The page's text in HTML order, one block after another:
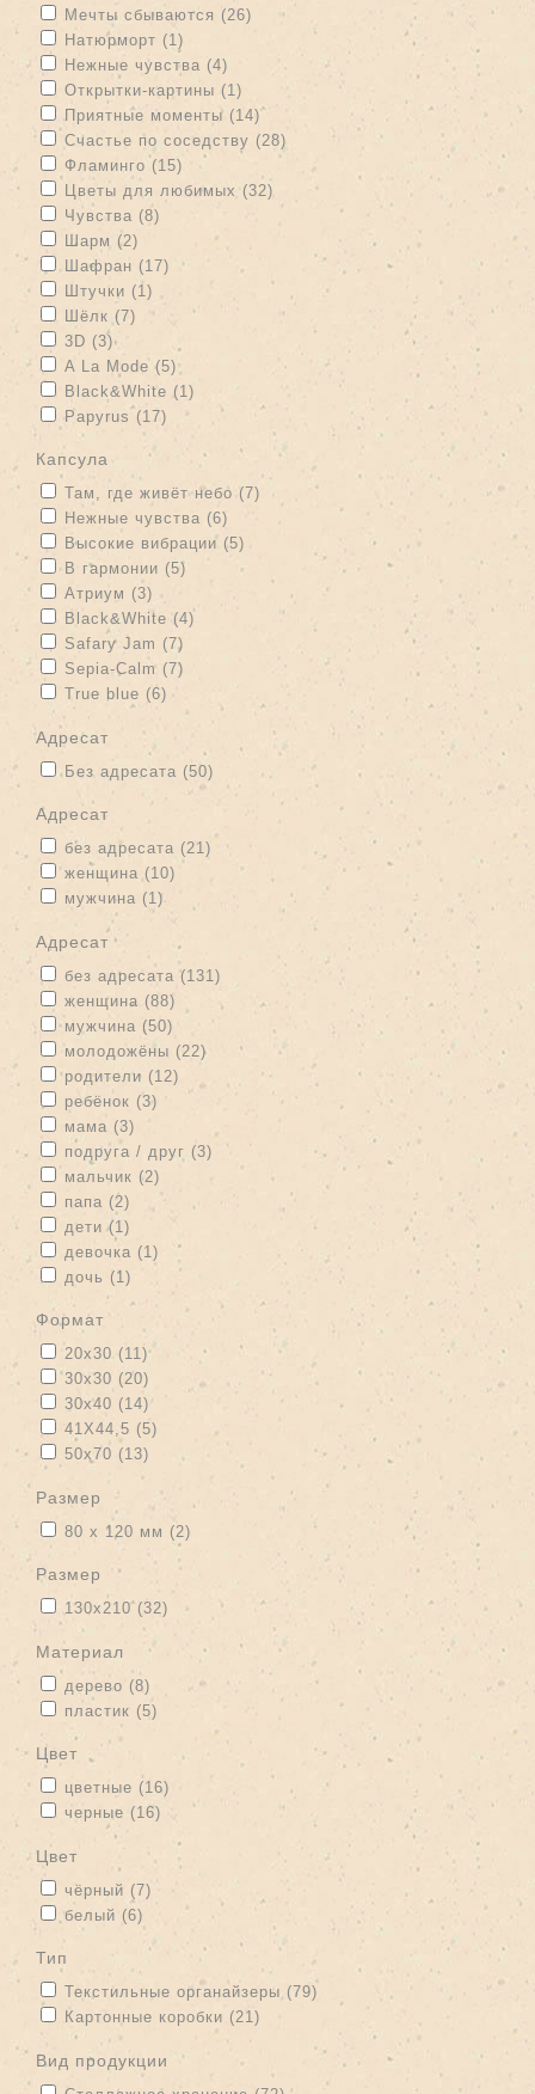
Apply Мечты сбываются filter
Мечты сбываются (26) Apply Мечты сбываются filter
Apply Натюрморт filter
Натюрморт (1) Apply Натюрморт filter
Apply Нежные чувства filter
Нежные чувства (4) Apply Нежные чувства filter
Apply Открытки-картины filter
Открытки-картины (1)
Apply Приятные моменты filter
Приятные моменты (14)Apply Приятные моменты filter
Apply Счастье по соседству filter
Счастье по соседству (28) Apply Счастье по соседству
Apply Фламинго filter
Фламинго (15) Apply Фламинго filter
Apply Цветы для любимых filter
Цветы для любимых (32) Apply Цветы для любимых
filter
Apply Чувства filter
Чувства (8) Apply Чувства filter
Apply Шарм filter
Шарм (2) Apply Шарм filter
Apply Шафран filter
Шафран (17) Apply Шафран filter
Apply Штучки filter
Штучки (1) Apply Штучки filter
Apply Шёлк filter
Шёлк (7) Apply Шёлк filter
Apply 3D filter
3D (3)Apply 3D filter
Apply A La Mode filter
A La Mode (5) Apply A La Mode filter
Apply Black&White filter
Black&White (1)
Apply Papyrus filter
Papyrus (17) Apply Papyrus filter
капсула
Apply Там, где живёт небо filter
Там, где живёт небо (7) Apply Там, где живёт небо filter
Apply Нежные чувства filter
Нежные чувства (6) Apply Нежные чувства filter
Apply Высокие вибрации filter
Высокие вибрации (5) Apply Высокие вибрации filter
Apply В гармонии filter
В гармонии (5) Apply В гармонии filter
Apply Атриум filter
Атриум (3) Apply Атриум filter
Apply Black&White filter
Black&White (4)Apply Black&White filter
Apply Safary Jam filter
Safary Jam (7)
Apply Sepia-Calm filter
Sepia-Calm (7) Apply Sepia-Calm filter
Apply True blue filter
True blue (6)
адресат
Apply Без адресата filter
Без адресата (50) Apply Без адресата filter
адресат
Apply без адресата filter
без адресата (21) Apply без адресата filter
Apply женщина filter
женщина (10) Apply женщина filter
Apply мужчина filter
мужчина (1) Apply мужчина filter
адресат
Apply без адресата filter
без адресата (131) Apply без адресата filter
Apply женщина filter
женщина (88)
Apply мужчина filter
мужчина (50)
Apply молодожёны filter
молодожёны (22)Apply молодожёны filter
Apply родители filter
родители (12) Apply родители filter
Apply ребёнок filter
ребёнок (3) Apply ребёнок filter
Apply мама filter
мама (3)
Apply подруга / друг filter
подруга / друг (3) Apply подруга / друг filter
Apply мальчик filter
мальчик (2) Apply мальчик filter
Apply папа filter
папа (2)
Apply дети filter
дети (1)
Apply девочка filter
девочка (1) Apply девочка filter
Apply дочь filter
дочь (1) Apply дочь filter
формат
Apply 20x30 filter
20x30 (11)Apply 20x30 filter
Apply 30x30 filter
30x30 (20) Apply 30x30 filter
Apply 30x40 filter
30x40 (14) Apply 30x40 filter
Apply 41Х44,5 filter
41Х44,5 (5)
Apply 50x70 filter
50x70 (13)
размер
Apply 80 х 120 мм filter
80 х 120 мм (2) Apply 80 х 120 мм filter
размер
Apply 130х210 filter
130х210 (32) Apply 130х210 filter
материал
Apply дерево filter
дерево (8) Apply дерево filter
Apply пластик filter
пластик (5)
цвет
Apply цветные filter
цветные (16) Apply цветные filter
Apply черные filter
черные (16) Apply черные filter
цвет
Apply чёрный filter
чёрный (7)
Apply белый filter
белый (6) Apply белый filter
тип
Apply Текстильные органайзеры filter
Текстильные органайзеры (79)
Apply Картонные коробки filter
Картонные коробки (21)
вид продукции